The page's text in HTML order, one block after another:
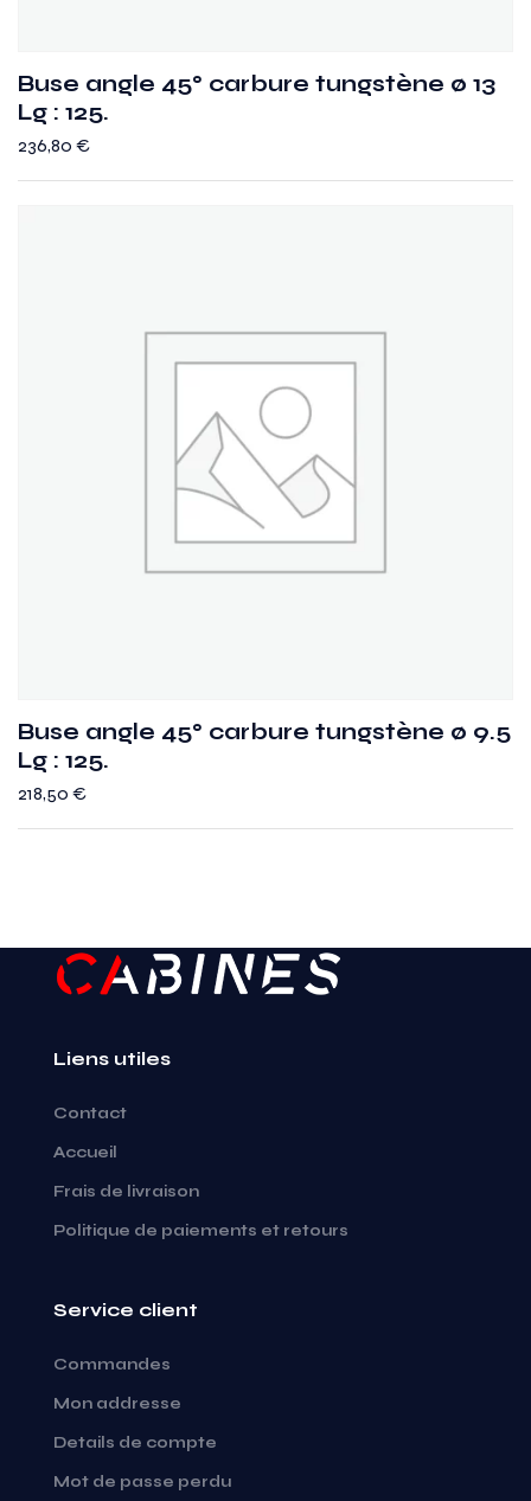
Buse angle 45° carbure tungstène ø 13
Lg : 125.
236,80 €
Buse angle 45° carbure tungstène ø 9.5
Lg : 125.
218,50 €
Liens utiles
Contact
Accueil
Frais de livraison
Politique de paiements et retours
Service client
Commandes
Mon addresse
Details de compte
Mot de passe perdu